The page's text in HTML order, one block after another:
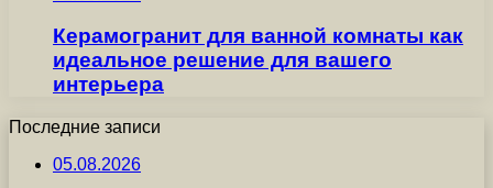
Керамогранит для ванной комнаты как
идеальное решение для вашего
интерьера
Последние записи
05.08.2026